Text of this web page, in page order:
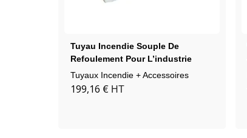
Tuyau Incendie Souple De
Refoulement Pour L’industrie
Tuyaux Incendie + Accessoires
199,16 € HT